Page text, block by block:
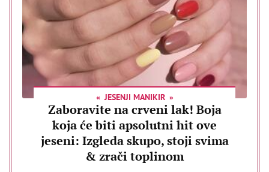
JESENJI MANIKIR
Zaboravite na crveni lak! Boja
koja će biti apsolutni hit ove
jeseni: Izgleda skupo, stoji svima
& zrači toplinom